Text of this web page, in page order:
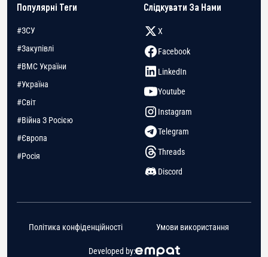
Популярні Теги
#ЗСУ
#Закупівлі
#ВМС України
#Україна
#Світ
#Війна З Росією
#Європа
#Росія
Слідкувати За Нами
X
Facebook
LinkedIn
Youtube
Instagram
Telegram
Threads
Discord
Developed by:
Політика конфіденційності Умови використання